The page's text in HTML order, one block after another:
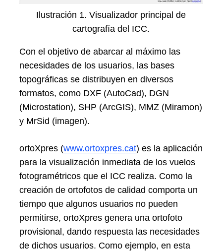
Ilustración 1. Visualizador principal de
cartografía del ICC.
Con el objetivo de abarcar al máximo las
necesidades de los usuarios, las bases
topográficas se distribuyen en diversos
formatos, como DXF (AutoCad), DGN
(Microstation), SHP (ArcGIS), MMZ (Miramon)
y MrSid (imagen).
ortoXpres (www.ortoxpres.cat) es la aplicación
para la visualización inmediata de los vuelos
fotogramétricos que el ICC realiza. Como la
creación de ortofotos de calidad comporta un
tiempo que algunos usuarios no pueden
permitirse, ortoXpres genera una ortofoto
provisional, dando respuesta las necesidades
de dichos usuarios. Como ejemplo, en esta